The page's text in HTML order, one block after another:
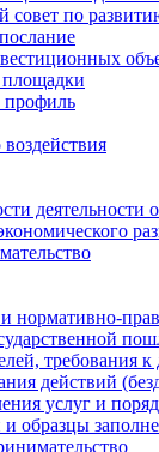
по
деятельности
нормативно-
требования
действий
услуг и
образцы